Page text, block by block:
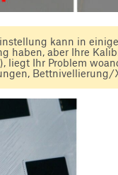
kann in
haben, aber Ihre
), liegt Ihr Problem
Bettnivellierung/